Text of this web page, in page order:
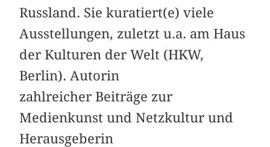
Russland. Sie kuratiert(e) viele
Ausstellungen, zuletzt u.a. am Haus
der Kulturen der Welt (HKW,
Berlin). Autorin
zahlreicher Beiträge zur
Medienkunst und Netzkultur und
Herausgeberin